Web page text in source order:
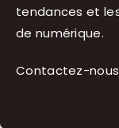
tendances et
de numérique.
Contactez-nous